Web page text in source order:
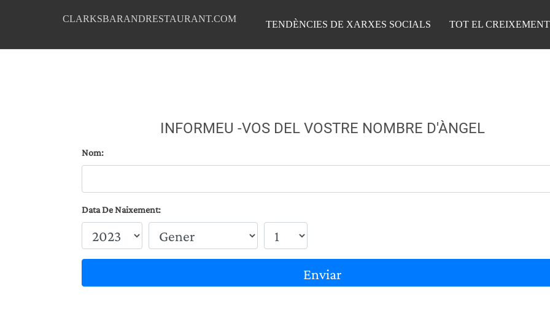
CLARKSBARANDRESTAURANT.COM
TENDÈNCIES DE XARXES SOCIALS TOT EL
INFORMEU -VOS DEL VOSTRE NOMBRE D'ÀNGEL
Nom:
Data De Naixement:
Enviar